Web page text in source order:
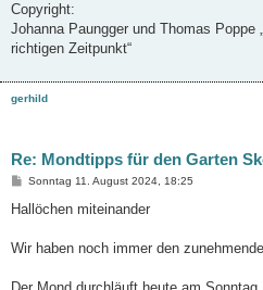
Copyright:
Johanna Paungger und Thomas Poppe
richtigen Zeitpunkt“
gerhild
Re: Mondtipps für den Garten
B
i
a
Sonntag 11. August 2024, 18:25
Hallöchen miteinander
Wir haben noch immer den